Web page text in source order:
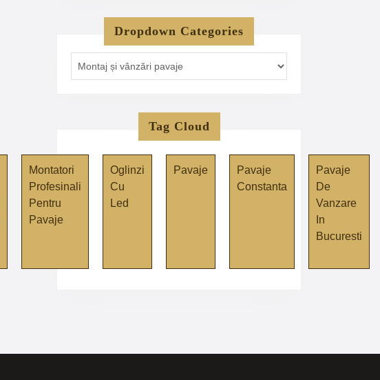
Dropdown Categories
Tag Cloud
Montatori
Profesinali
Pentru
Pavaje
Oglinzi
Cu
Led
Pavaje
Pavaje
Constanta
Pavaje
De
Vanzare
In
Bucuresti